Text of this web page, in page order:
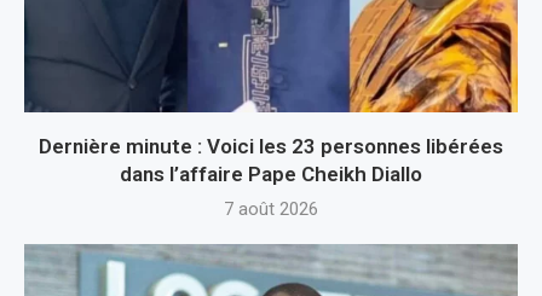
Dernière minute : Voici les 23 personnes libérées
dans l’affaire Pape Cheikh Diallo
7 août 2026